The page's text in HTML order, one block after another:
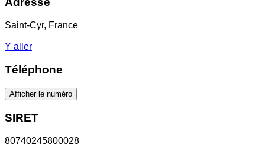
Saint-Cyr, France
Y aller
Téléphone
Afficher le numéro
SIRET
80740245800028